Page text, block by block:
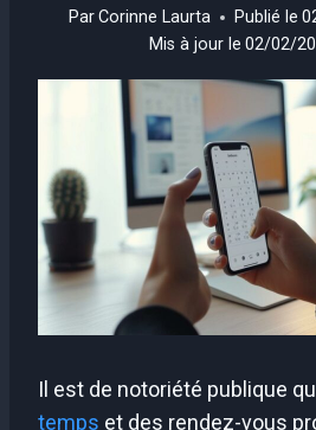
ParCorinne Laurta Publié le
Mis à jour le 02/02/
Il est de notoriété publique
temps et des rendez-vous